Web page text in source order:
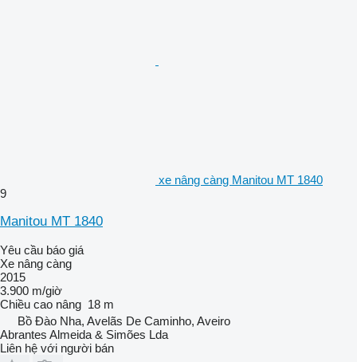
xe nâng càng Manitou MT 1840
9
Manitou MT 1840
Yêu cầu báo giá
Xe nâng càng
2015
3.900 m/giờ
Chiều cao nâng 18 m
Bồ Đào Nha, Avelãs De Caminho, Aveiro
Abrantes Almeida & Simões Lda
Liên hệ với người bán